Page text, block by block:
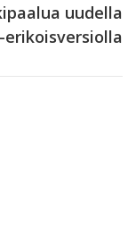
uudella
erikoisversiolla